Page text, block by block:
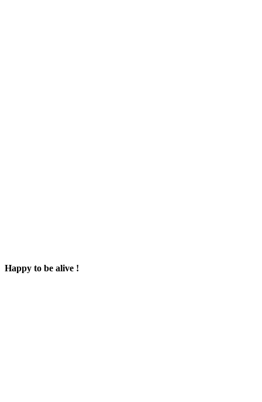
Happy to be alive !